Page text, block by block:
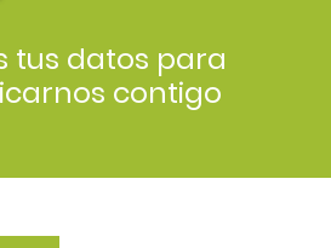
tus datos para
contigo